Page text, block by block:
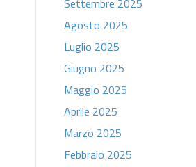
Settembre 2025
Agosto 2025
Luglio 2025
Giugno 2025
Maggio 2025
Aprile 2025
Marzo 2025
Febbraio 2025